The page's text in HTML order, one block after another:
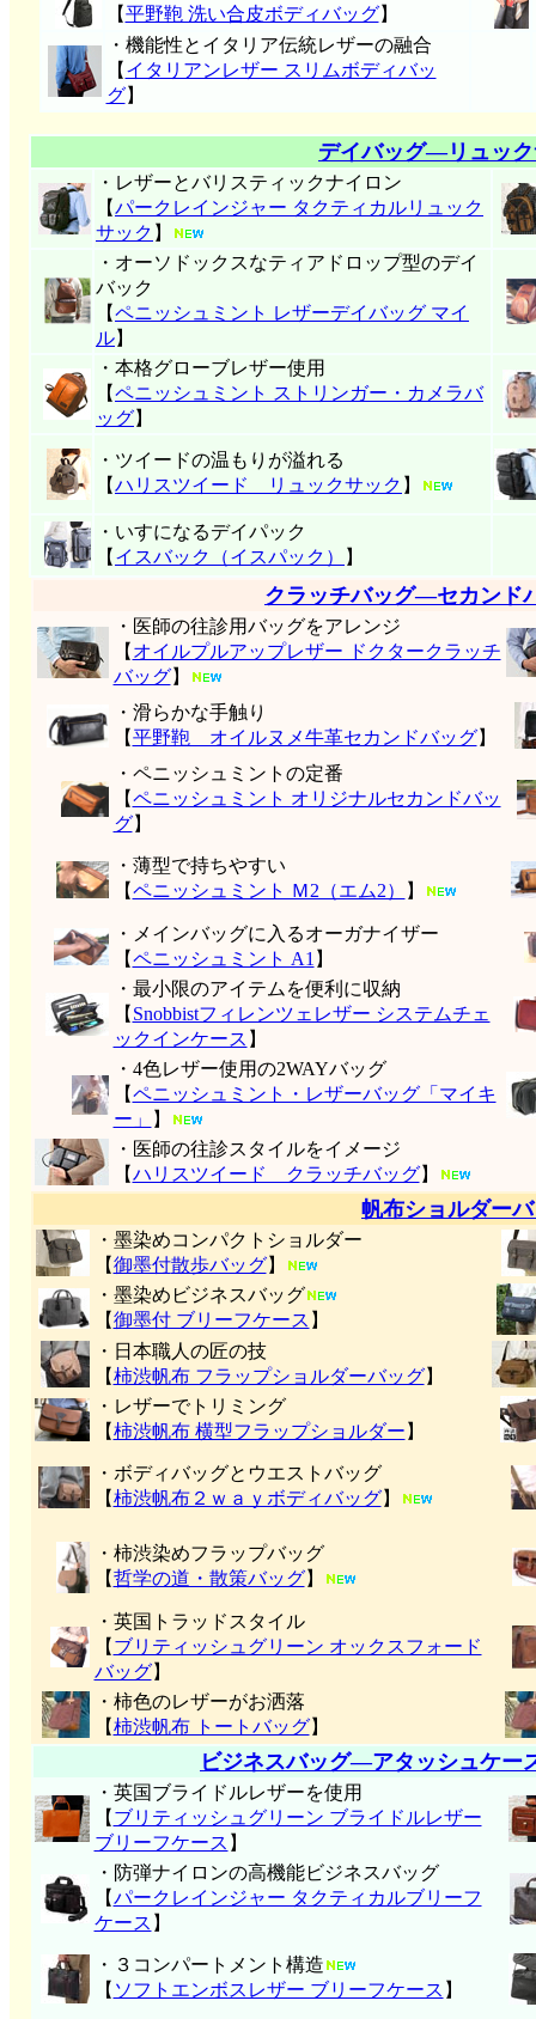
【平野鞄 洗い合皮ボディバッグ】
・機能性とイタリア伝統レザーの融合
【 イタリアンレザー スリムボディバッ
グ】
デイバッグ―リュッ
・レザーとバリスティックナイロン
【パークレインジャー タクティカルリュック
サック 】
・オーソドックスなティアドロップ型のデイ
バック
【ペニッシュミント レザーデイバッグ マイ
ル】
・本格グローブレザー使用
【ペニッシュミント ストリンガー・カメラバ
ッグ】
・ツイードの温もりが溢れる
【ハリスツイード リュックサック 】
・いすになるデイパック
【 イスバック（イスパック） 】
クラッチバッグ―セカンド
・医師の往診用バッグをアレンジ
【 オイルプルアップレザー ドクタークラッチ
バッグ】
・滑らかな手触り
【平野鞄 オイルヌメ牛革セカンドバッグ】
・ペニッシュミントの定番
【ペニッシュミント オリジナルセカンドバッ
グ】
・薄型で持ちやすい
【ペニッシュミント Ｍ2（エム2） 】
・メインバッグに入るオーガナイザー
【ペニッシュミント A1 】
・最小限のアイテムを便利に収納
【 Snobbistフィレンツェレザー システムチェ
ックインケース 】
・4色レザー使用の2WAYバッグ
【ペニッシュミント・レザーバッグ「マイキ
ー」
】
・医師の往診スタイルをイメージ
【ハリスツイード クラッチバッグ】
帆布ショルダー
・墨染めコンパクトショルダー
【御墨付散歩バッグ】
・墨染めビジネスバッグ
【御墨付 ブリーフケース 】
・日本職人の匠の技
【柿渋帆布 フラップショルダーバッグ】
・レザーでトリミング
【柿渋帆布 横型フラップショルダー 】
・ボディバッグとウエストバッグ
【柿渋帆布２ｗａｙボディバッグ】
・柿渋染めフラップバッグ
【哲学の道・散策バッグ】
・英国トラッドスタイル
【 ブリティッシュグリーン オックスフォード
バッグ】
・柿色のレザーがお洒落
【柿渋帆布 トートバッグ】
ビジネスバッグ―アタッシュケー
・英国ブライドルレザーを使用
【 ブリティッシュグリーン ブライドルレザー
ブリーフケース 】
・防弾ナイロンの高機能ビジネスバッグ
【パークレインジャー タクティカルブリーフ
ケース 】
・３コンパートメント構造
【 ソフトエンボスレザー ブリーフケース 】